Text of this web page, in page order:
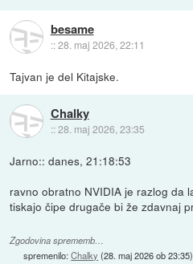
besame
::28. maj 2026, 22:11
Tajvan je del Kitajske.
Chalky
::28. maj 2026, 23:35
Jarno:: danes, 21:18:53
ravno obratno NVIDIA je razlog da
tiskajo čipe drugače bi že zdavnaj
Zgodovina sprememb…
spremenilo:Chalky (28. maj 2026 ob 23:35)